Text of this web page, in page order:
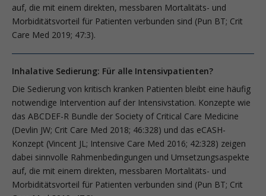
auf, die mit einem direkten, messbaren Mortalitäts- und
Morbiditätsvorteil für Patienten verbunden sind (Pun BT; Crit
Care Med 2019; 47:3).
Inhalative Sedierung: Für alle Intensivpatienten?
Die Sedierung von kritisch kranken Patienten bleibt eine häufig
notwendige Intervention auf der Intensivstation. Konzepte wie
das ABCDEF-R Bundle der Society of Critical Care Medicine
(Devlin JW; Crit Care Med 2018; 46:328) und das eCASH-
Konzept (Vincent JL; Intensive Care Med 2016; 42:328) zeigen
dabei sinnvolle Rahmenbedingungen und Umsetzungsaspekte
auf, die mit einem direkten, messbaren Mortalitäts- und
Morbiditätsvorteil für Patienten verbunden sind (Pun BT; Crit